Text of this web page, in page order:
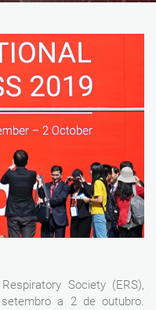
Society (ERS),
a 2 de outubro.